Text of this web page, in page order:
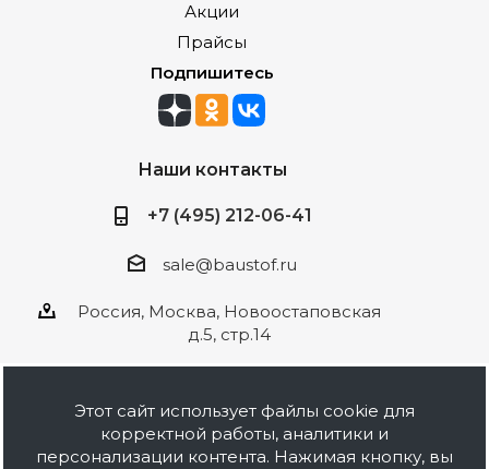
Акции
Прайсы
Подпишитесь
Наши контакты
+7 (495) 212-06-41
sale@baustof.ru
Россия, Москва, Новоостаповская
д.5, стр.14
2026 © ООО Баустов. Собственное
Этот сайт использует файлы cookie для
корректной работы, аналитики и
персонализации контента. Нажимая кнопку, вы